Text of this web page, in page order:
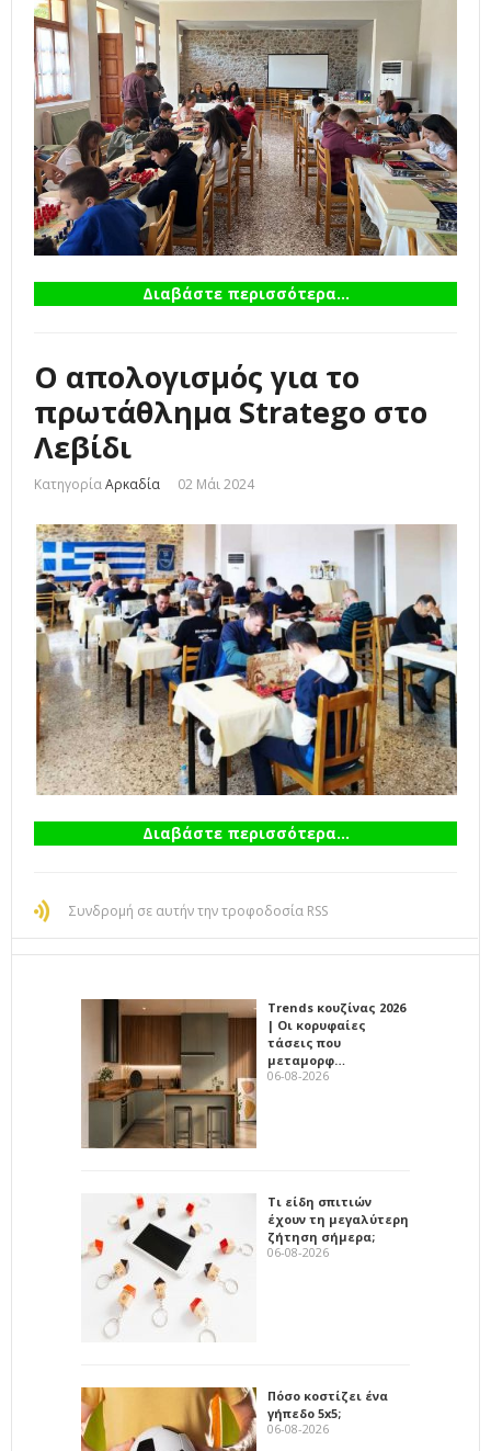
Διαβάστε περισσότερα...
Ο απολογισμός για το
πρωτάθλημα Stratego στο
Λεβίδι
ΚατηγορίαΑρκαδία 02 Μάι 2024
Διαβάστε περισσότερα...
Συνδρομή σε αυτήν την τροφοδοσία RSS
Trends κουζίνας 2026
| Οι κορυφαίες
τάσεις που
μεταμορφ…
06-08-2026
Τι είδη σπιτιών
έχουν τη μεγαλύτερη
ζήτηση σήμερα;
06-08-2026
Πόσο κοστίζει ένα
γήπεδο 5x5;
06-08-2026